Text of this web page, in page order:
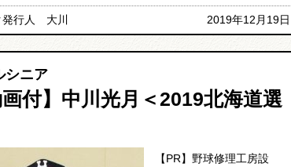
発行人 大川 2019年12月19日
シニア
画付】中川光月＜2019北海道選
【PR】野球修理工房設